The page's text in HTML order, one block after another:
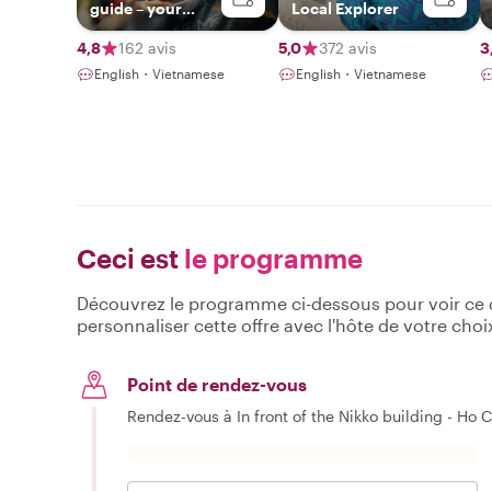
guide – your
storyteller & local
friend in Vietnam
4,8 162 avis
English・Vietnamese
Local Explorer
5,0 372 avis
English・Vietnamese
Ceci est le programme
Découvrez le programme ci-dessous pour voir
personnaliser cette offre avec l'hôte de votre
Point de rendez-vous
Rendez-vous à In front of the Nikko building - Ho